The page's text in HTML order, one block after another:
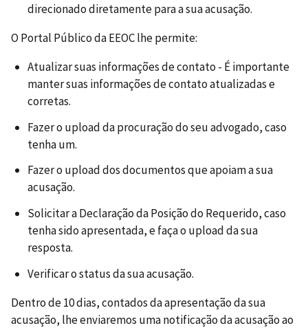
direcionado diretamente para a sua acusação.
O Portal Público da EEOC lhe permite:
Atualizar suas informações de contato - É importante
manter suas informações de contato atualizadas e
corretas.
Fazer o upload da procuração do seu advogado, caso
tenha um.
Fazer o upload dos documentos que apoiam a sua
acusação.
Solicitar a Declaração da Posição do Requerido, caso
tenha sido apresentada, e faça o upload da sua
resposta.
Verificar o status da sua acusação.
Dentro de 10 dias, contados da apresentação da sua
acusação, lhe enviaremos uma notificação da acusação ao